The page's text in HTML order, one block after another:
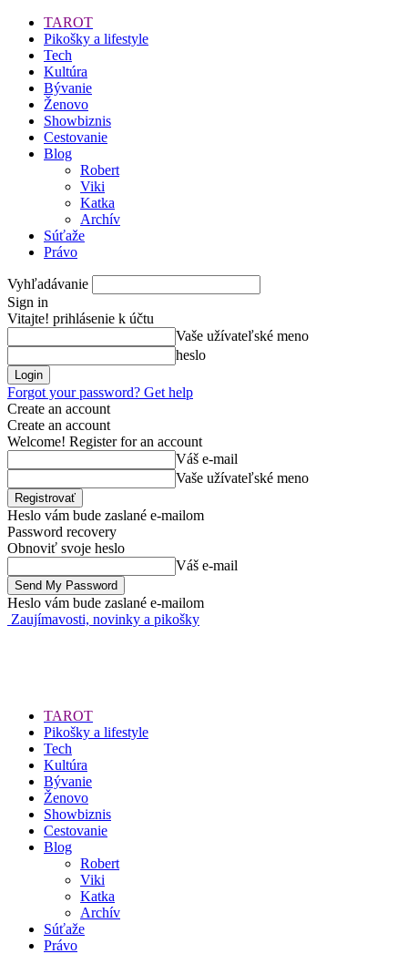
TAROT
Pikošky a lifestyle
Tech
Kultúra
Bývanie
Ženovo
Showbiznis
Cestovanie
Blog
Robert
Viki
Katka
Archív
Súťaže
Právo
Vyhľadávanie
Sign in
Vitajte! prihlásenie k účtu
Vaše užívateľské meno
heslo
Forgot your password? Get help
Create an account
Create an account
Welcome! Register for an account
Váš e-mail
Vaše užívateľské meno
Heslo vám bude zaslané e-mailom
Password recovery
Obnoviť svoje heslo
Váš e-mail
Heslo vám bude zaslané e-mailom
Zaujímavosti, novinky a pikošky
TAROT
Pikošky a lifestyle
Tech
Kultúra
Bývanie
Ženovo
Showbiznis
Cestovanie
Blog
Robert
Viki
Katka
Archív
Súťaže
Právo